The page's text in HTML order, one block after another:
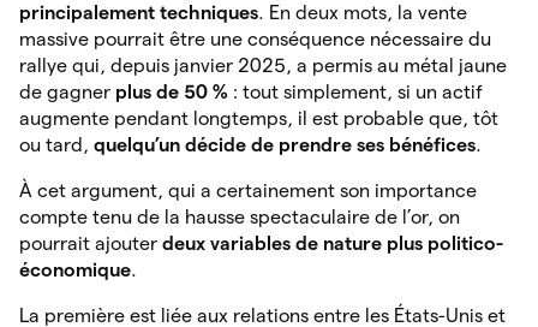
principalement techniques. En deux mots, la vente
massive pourrait être une conséquence nécessaire du
rallye qui, depuis janvier 2025, a permis au métal jaune
de gagner plus de 50 % : tout simplement, si un actif
augmente pendant longtemps, il est probable que, tôt
ou tard, quelqu’un décide de prendre ses bénéfices.
À cet argument, qui a certainement son importance
compte tenu de la hausse spectaculaire de l’or, on
pourrait ajouter deux variables de nature plus politico-
économique.
La première est liée aux relations entre les États-Unis et